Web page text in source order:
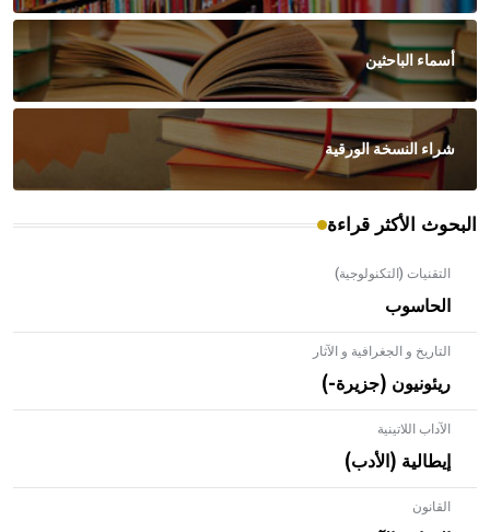
أسماء الباحثين
شراء النسخة الورقية
البحوث الأكثر قراءة
التقنيات (التكنولوجية)
الحاسوب
التاريخ و الجغرافية و الآثار
ريئونيون (جزيرة-)
الآداب اللاتينية
إيطالية (الأدب)
القانون- هل تعلم أن الأبلق نوع من الفنون الهندسية التي ارتبطت